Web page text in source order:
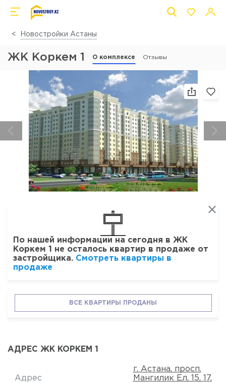
Новостройки Астаны
ЖК Коркем 1 О комплексе Отзывы
По нашей информации на сегодня в ЖК
Коркем 1 не осталось квартир в продаже от
застройщика. Смотреть квартиры в
продаже
ВСЕ КВАРТИРЫ ПРОДАНЫ
АДРЕС ЖК КОРКЕМ 1
Адрес
г. Астана, просп.
Мангилик Ел, 15, 17,